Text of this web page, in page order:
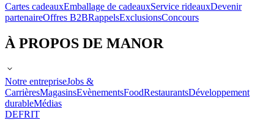
Cartes cadeauxEmballage de cadeauxService rideauxDevenir
partenaireOffres B2BRappelsExclusionsConcours
À PROPOS DE MANOR
Notre entrepriseJobs &
CarrièresMagasinsEvènementsFoodRestaurantsDéveloppement
durableMédias
DEFRIT